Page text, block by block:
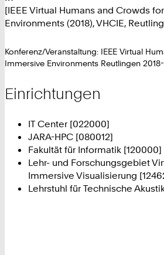
[IEEE Virtual Humans and Crowds
Environments (2018), VHCIE,
Konferenz/Veranstaltung: IEEE Virtual
Immersive Environments Reutlingen 2018-
Einrichtungen
IT Center [022000]
JARA-HPC [080012]
Fakultät für Informatik [120000]
Lehr- und Forschungsgebiet
Immersive Visualisierung
Lehrstuhl für Technische